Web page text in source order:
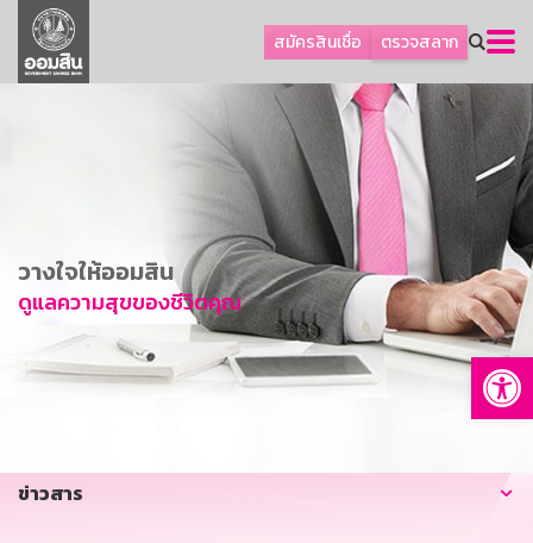
สมัครสินเชื่อ ตรวจสลาก
ลูกค้าธุรกิจ
ลูกค้าผู้ประกอบรายย่อย
การพัฒนาที่ยั่งยืน
ข่าวสาร
บริการทางการเงิน
อื่นๆ
วางใจให้ออมสิน
ดูแลความสุขของชีวิตคุณ
ข่าวสาร